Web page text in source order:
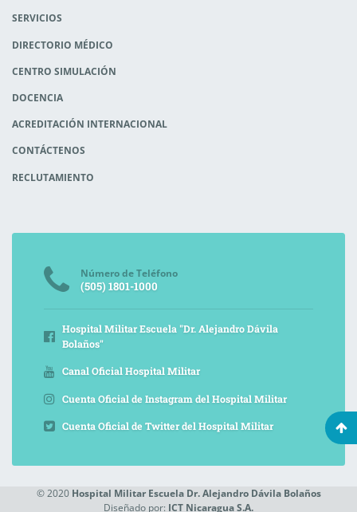
SERVICIOS
DIRECTORIO MÉDICO
CENTRO SIMULACIÓN
DOCENCIA
ACREDITACIÓN INTERNACIONAL
CONTÁCTENOS
RECLUTAMIENTO
Número de Teléfono
(505) 1801-1000
Hospital Militar Escuela "Dr. Alejandro Dávila
Bolaños"
Canal Oficial Hospital Militar
Cuenta Oficial de Instagram del Hospital Militar
Cuenta Oficial de Twitter del Hospital Militar
© 2020 Hospital Militar Escuela Dr. Alejandro Dávila Bolaños
Diseñado por: ICT Nicaragua S.A.